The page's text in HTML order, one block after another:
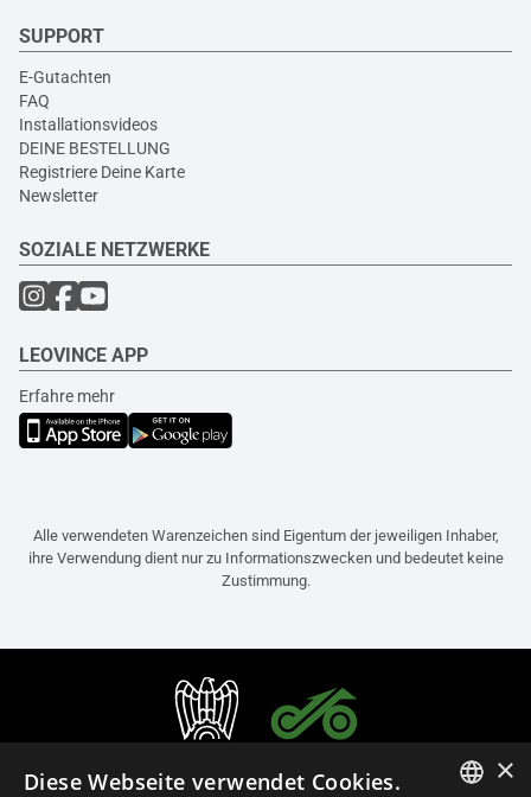
SUPPORT
E-Gutachten
FAQ
Installationsvideos
DEINE BESTELLUNG
Registriere Deine Karte
Newsletter
SOZIALE NETZWERKE
LEOVINCE APP
Erfahre mehr
Alle verwendeten Warenzeichen sind Eigentum der jeweiligen Inhaber,
ihre Verwendung dient nur zu Informationszwecken und bedeutet keine
Zustimmung.
×
Diese Webseite verwendet Cookies.